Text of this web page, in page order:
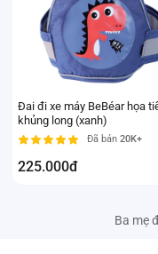
Đai đi xe máy BeBéar họa
khủng long (xanh)
Đã bán 20K+
225.000đ
Ba mẹ